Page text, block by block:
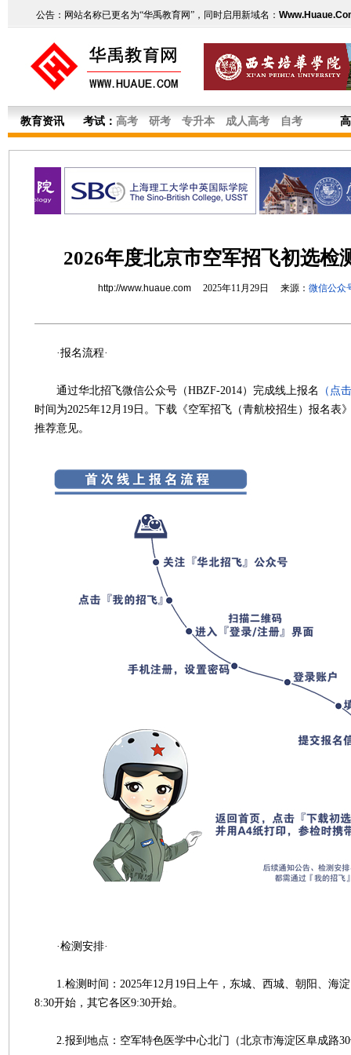
公告：网站名称已更名为“华禹教育网”，同时启用新域名：
教育资讯 考试： 高考 研考 专升本 成人高考 自考
2026年度北京市空军招飞初选检
http://www.huaue.com2025年11月29日 来源： 微信公众
·报名流程·
通过华北招飞微信公众号（HBZF-2014）完成线上报名
（点
时间为2025年12月19日。下载《空军招飞（青航校招生）报名表
推荐意见。
·检测安排·
1.检测时间：2025年12月19日上午，东城、西城、朝阳、海
8:30开始，其它各区9:30开始。
2.报到地点：空军特色医学中心北门（北京市海淀区阜成路